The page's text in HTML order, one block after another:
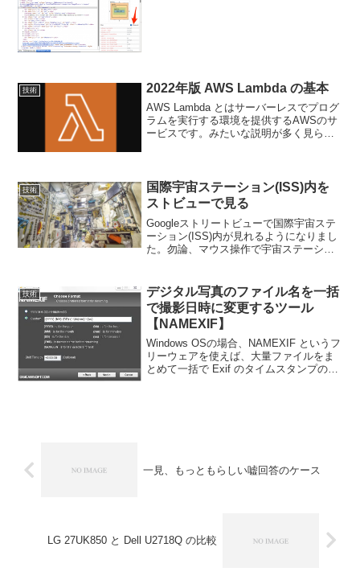
技術 2022年版 AWS Lambda の基本
AWS Lambda とはサーバーレスでプログ
ラムを実行する環境を提供するAWSのサ
ービスです。みたいな説明が多く見られ
式の「AW...
技術
国際宇宙ステーション(ISS)内を
ストビューで見る
Googleストリートビューで国際宇宙ステ
ーション(ISS)内が見れるようになりまし
た。勿論、マウス操作で宇宙ステーショ
部を見れるのは嬉しいですね。リンクは
こちらか...
技術
デジタル写真のファイル名を一括
で撮影日時に変更するツール
【NAMEXIF】
Windows OSの場合、NAMEXIF というフ
リーウェアを使えば、大量ファイルをま
とめて一括で Exif のタイムスタンプの日
一見、もっともらしい嘘回答のケース
LG 27UK850 と Dell U2718Q の比較